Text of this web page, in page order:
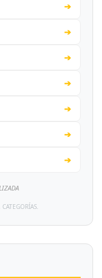
➔
➔
➔
➔
➔
➔
➔